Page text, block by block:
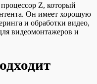
Z, который
Он имеет хорошую
и обработки видео,
видеомонтажеров и